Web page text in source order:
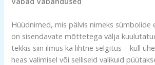
Hüüdnimed, mis pälvis nimeks sümbolide
on sisendavate mõttetega välja
tekkis siin ilmus ka lihtne selgitus – küll
heas valimisel või selliseid valikuid